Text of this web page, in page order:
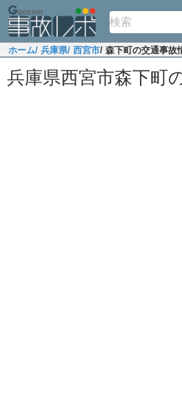
ホーム/ 兵庫県/ 西宮市/ 森下町の交通事故
兵庫県西宮市森下町